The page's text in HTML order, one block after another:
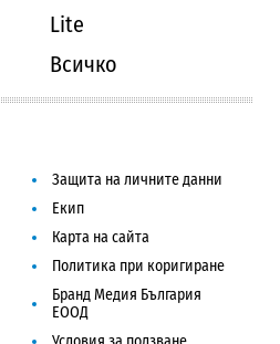
Lite
Всичко
Защита на личните данни
Екип
Карта на сайта
Политика при коригиране
Бранд Медия България
ЕООД